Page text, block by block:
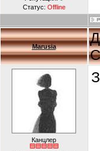
Статус: Offline
Marusia
Канцлер